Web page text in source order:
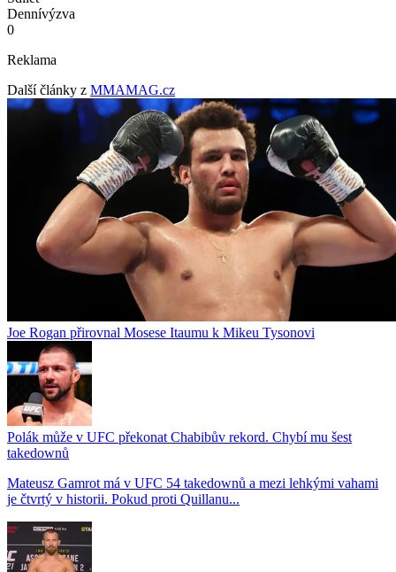
Dennívýzva
0
Reklama
Další články z MMAMAG.cz
Joe Rogan přirovnal Mosese Itaumu k Mikeu Tysonovi
Polák může v UFC překonat Chabibův rekord. Chybí mu šest
takedownů
Mateusz Gamrot má v UFC 54 takedownů a mezi lehkými vahami
je čtvrtý v historii. Pokud proti Quillanu...